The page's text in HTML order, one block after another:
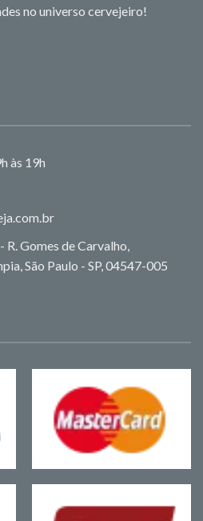
no universo cervejeiro!
às 19h
Gomes de Carvalho,
São Paulo - SP, 04547-005